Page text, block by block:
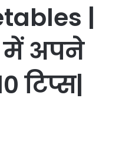
|
में अपने
टिप्स|